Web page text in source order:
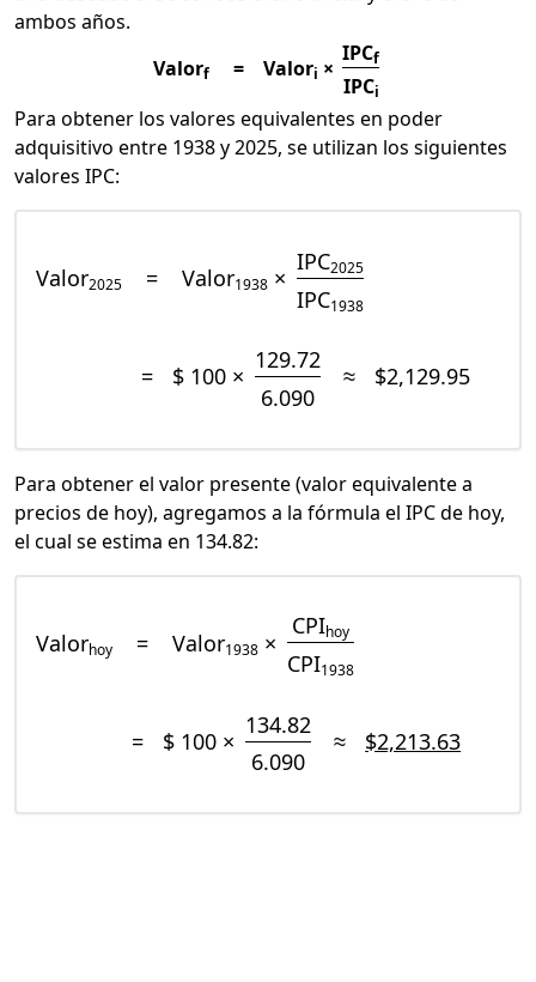
ambos años.
Valorf = Valori ×
IPCf
IPCi
Para obtener los valores equivalentes en poder
adquisitivo entre 1938 y 2025, se utilizan los siguientes
valores IPC:
Valor2025 = Valor1938 ×
IPC2025
IPC1938
= $ 100 ×
129.72
6.090
≈ $2,129.95
Para obtener el valor presente (valor equivalente a
precios de hoy), agregamos a la fórmula el IPC de hoy,
el cual se estima en 134.82:
Valorhoy = Valor1938 ×
CPIhoy
CPI1938
= $ 100 ×
134.82
6.090
≈ $2,213.63